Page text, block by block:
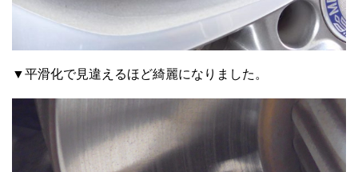
▼平滑化で見違えるほど綺麗になりました。